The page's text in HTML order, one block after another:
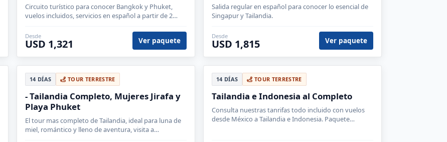
Circuito turístico para conocer Bangkok y Phuket,
vuelos incluidos, servicios en español a partir de 2
Desde
USD 1,321 Ver paquete
Salida regular en español para conocer lo esencial de
Singapur y Tailandia.
Desde
USD 1,815 Ver paquete
14 DÍAS TOUR TERRESTRE
- Tailandia Completo, Mujeres Jirafa y
Playa Phuket
El tour mas completo de Tailandia, ideal para luna de
miel, romántico y lleno de aventura, visita a
14 DÍAS TOUR TERRESTRE
Tailandia e Indonesia al Completo
Consulta nuestras tanrifas todo incluido con vuelos
desde México a Tailandia e Indonesia. Paquete